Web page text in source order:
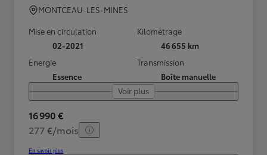
MONTCEAU-LES-MINES
Mise en circulation
02-2021
Kilométrage
46 655 km
Energie
Essence
Transmission
Boîte manuelle
Voir plus
16 990 €
277 €/mois
En savoir plus